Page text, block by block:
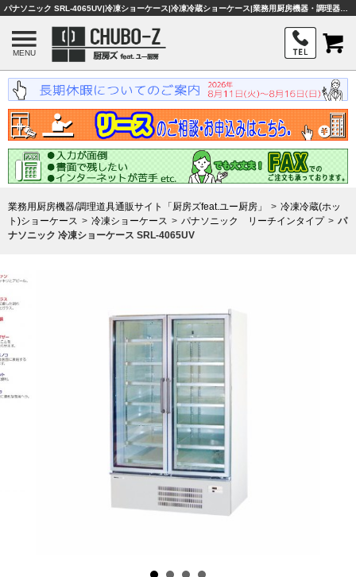
MENU
業務用厨房機器/調理道具通販サイト「厨房ズfeat.ユー厨房」
冷凍冷蔵(ホッ
ト)ショーケース
冷凍ショーケース パナソニック リーチインタイプ
パ
ナソニック 冷凍ショーケース SRL-4065UV